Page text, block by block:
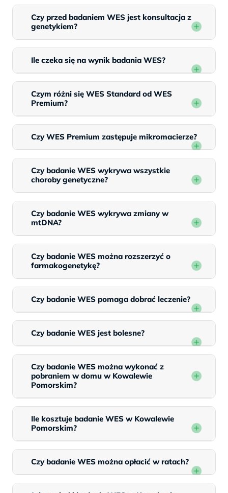
Czy przed badaniem WES jest konsultacja z
genetykiem?
Ile czeka się na wynik badania WES?
Czym różni się WES Standard od WES
Premium?
Czy WES Premium zastępuje mikromacierze?
Czy badanie WES wykrywa wszystkie
choroby genetyczne?
Czy badanie WES wykrywa zmiany w
mtDNA?
Czy badanie WES można rozszerzyć o
farmakogenetykę?
Czy badanie WES pomaga dobrać leczenie?
Czy badanie WES jest bolesne?
Czy badanie WES można wykonać z
pobraniem w domu w Kowalewie
Pomorskim?
Ile kosztuje badanie WES w Kowalewie
Pomorskim?
Czy badanie WES można opłacić w ratach?